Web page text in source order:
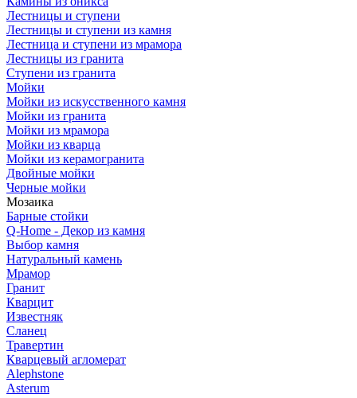
Лестницы и ступени
Лестницы и ступени из камня
Лестница и ступени из мрамора
Лестницы из гранита
Ступени из гранита
Мойки
Мойки из искусственного камня
Мойки из гранита
Мойки из мрамора
Мойки из кварца
Мойки из керамогранита
Двойные мойки
Черные мойки
Мозаика
Барные стойки
Q-Home - Декор из камня
Выбор камня
Натуральный камень
Мрамор
Гранит
Кварцит
Известняк
Сланец
Травертин
Кварцевый агломерат
Alephstone
Asterum